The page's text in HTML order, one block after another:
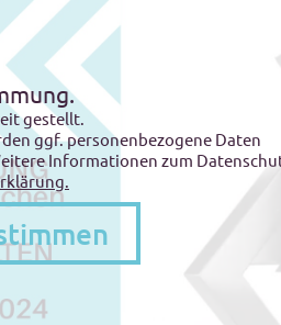
gestellt.
ggf. personenbezogene Daten
Informationen zum